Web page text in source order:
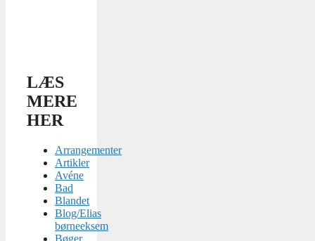
LÆS
MERE
HER
Arrangementer
Artikler
Avéne
Bad
Blandet
Blog/Elias
børneeksem
Bøger